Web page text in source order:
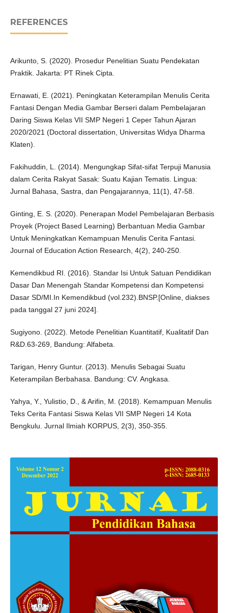
REFERENCES
Arikunto, S. (2020). Prosedur Penelitian Suatu Pendekatan
Praktik. Jakarta: PT Rinek Cipta.
Ernawati, E. (2021). Peningkatan Keterampilan Menulis Cerita
Fantasi Dengan Media Gambar Berseri dalam Pembelajaran
Daring Siswa Kelas VII SMP Negeri 1 Ceper Tahun Ajaran
2020/2021 (Doctoral dissertation, Universitas Widya Dharma
Klaten).
Fakihuddin, L. (2014). Mengungkap Sifat-sifat Terpuji Manusia
dalam Cerita Rakyat Sasak: Suatu Kajian Tematis. Lingua:
Jurnal Bahasa, Sastra, dan Pengajarannya, 11(1), 47-58.
Ginting, E. S. (2020). Penerapan Model Pembelajaran Berbasis
Proyek (Project Based Learning) Berbantuan Media Gambar
Untuk Meningkatkan Kemampuan Menulis Cerita Fantasi.
Journal of Education Action Research, 4(2), 240-250.
Kemendikbud RI. (2016). Standar Isi Untuk Satuan Pendidikan
Dasar Dan Menengah Standar Kompetensi dan Kompetensi
Dasar SD/MI.In Kemendikbud (vol.232).BNSP.[Online, diakses
pada tanggal 27 juni 2024].
Sugiyono. (2022). Metode Penelitian Kuantitatif, Kualitatif Dan
R&D.63-269, Bandung: Alfabeta.
Tarigan, Henry Guntur. (2013). Menulis Sebagai Suatu
Keterampilan Berbahasa. Bandung: CV. Angkasa.
Yahya, Y., Yulistio, D., & Arifin, M. (2018). Kemampuan Menulis
Teks Cerita Fantasi Siswa Kelas VII SMP Negeri 14 Kota
Bengkulu. Jurnal Ilmiah KORPUS, 2(3), 350-355.